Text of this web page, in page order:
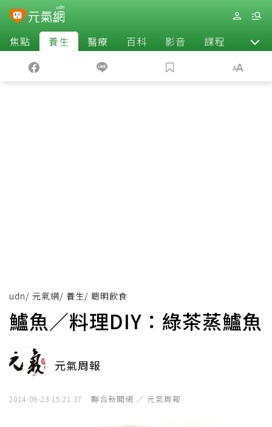
焦點 養生 醫療 百科 影音 課程 退休
udn/ 元氣網/ 養生/ 聰明飲食
鱸魚／料理DIY：綠茶蒸鱸魚
元氣周報
2014-09-23 15:21:37 聯合新聞網 ／ 元氣周報